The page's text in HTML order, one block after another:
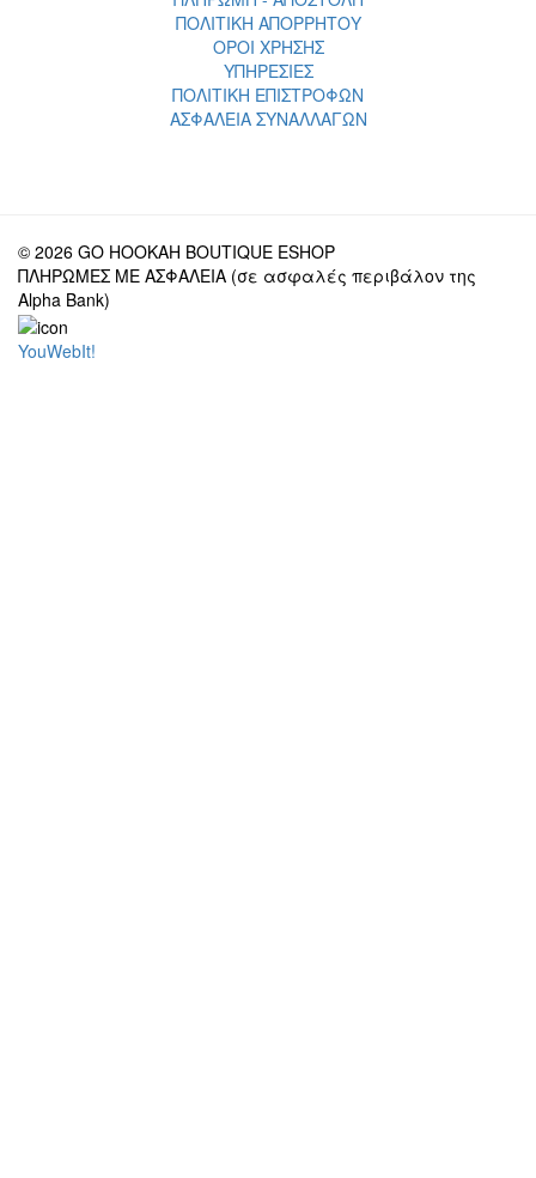
ΠΟΛΙΤΙΚΗ ΑΠΟΡΡΗΤΟΥ
ΟΡΟΙ ΧΡΗΣΗΣ
ΥΠΗΡΕΣΙΕΣ
ΠΟΛΙΤΙΚΗ ΕΠΙΣΤΡΟΦΩΝ
ΑΣΦΑΛΕΙΑ ΣΥΝΑΛΛΑΓΩΝ
© 2026 GO HOOKAH BOUTIQUE ESHOP
ΠΛΗΡΩΜΕΣ ΜΕ ΑΣΦΑΛΕΙΑ (σε ασφαλές περιβάλον της
Alpha Bank)
YouWebIt!